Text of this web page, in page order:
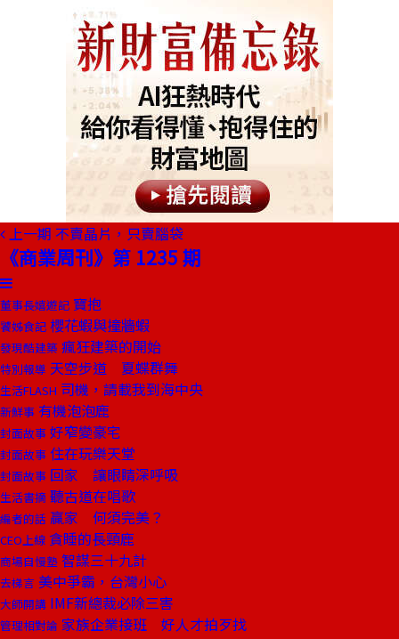
上一期 不賣晶片，只賣腦袋
《商業周刊》第 1235 期
董事長嬉遊記 寶抱
饕姊食記 櫻花蝦與撞牆蝦
發現酷建築 瘋狂建築的開始
特別報導 天空步道 夏蝶群舞
生活FLASH 司機，請載我到海中央
新鮮事 有機泡泡鹿
封面故事 好窄變豪宅
封面故事 住在玩樂天堂
封面故事 回家 讓眼睛深呼吸
生活書摘 聽古道在唱歌
編者的話 贏家 何須完美？
CEO上線 貪睡的長頸鹿
商場自慢塾 智謀三十九計
去梯言 美中爭霸，台灣小心
大師開講 IMF新總裁必除三害
管理相對論 家族企業接班 好人才拍歹找